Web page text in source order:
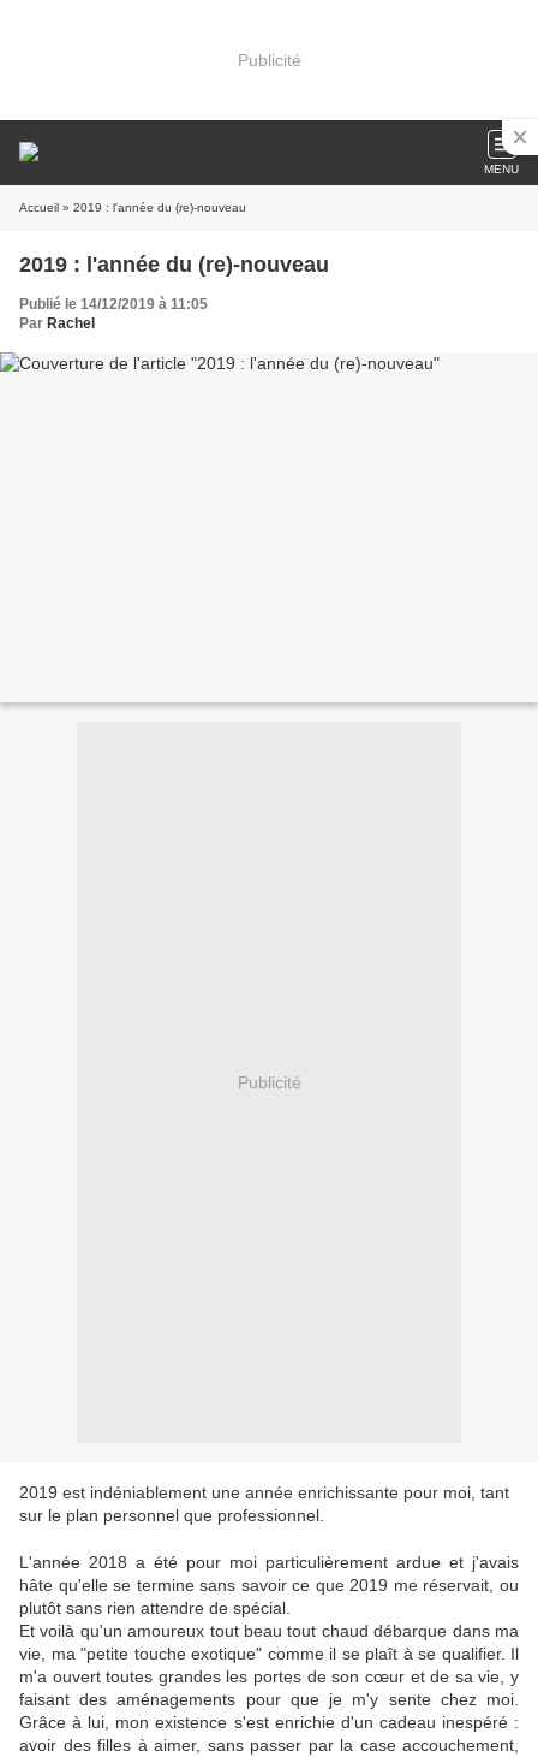
Publicité
MENU
Accueil » 2019 : l'année du (re)-nouveau
2019 : l'année du (re)-nouveau
Publié le 14/12/2019 à 11:05
Par Rachel
Publicité
2019 est indéniablement une année enrichissante pour moi, tant
sur le plan personnel que professionnel.
L'année 2018 a été pour moi particulièrement ardue et j'avais
hâte qu'elle se termine sans savoir ce que 2019 me réservait, ou
plutôt sans rien attendre de spécial.
Et voilà qu'un amoureux tout beau tout chaud débarque dans ma
vie, ma "petite touche exotique" comme il se plaît à se qualifier. Il
m'a ouvert toutes grandes les portes de son cœur et de sa vie, y
faisant des aménagements pour que je m'y sente chez moi.
Grâce à lui, mon existence s'est enrichie d'un cadeau inespéré :
avoir des filles à aimer, sans passer par la case accouchement,